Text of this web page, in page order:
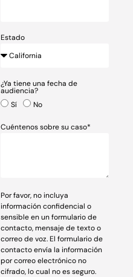
Estado
¿Ya tiene una fecha de
audiencia?
Sí
No
Cuéntenos sobre su caso*
Por favor, no incluya
información confidencial o
sensible en un formulario de
contacto, mensaje de texto o
correo de voz. El formulario de
contacto envía la información
por correo electrónico no
cifrado, lo cual no es seguro.